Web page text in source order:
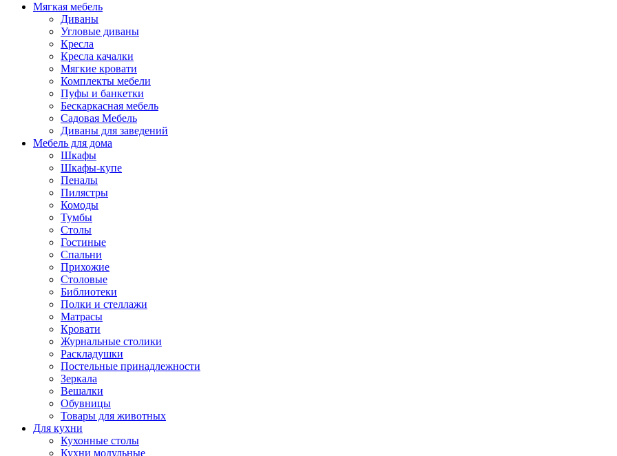
Мягкая мебель
Диваны
Угловые диваны
Кресла
Кресла качалки
Мягкие кровати
Комплекты мебели
Пуфы и банкетки
Бескаркасная мебель
Садовая Мебель
Диваны для заведений
Мебель для дома
Шкафы
Шкафы-купе
Пеналы
Пилястры
Комоды
Тумбы
Столы
Гостиные
Спальни
Прихожие
Столовые
Библиотеки
Полки и стеллажи
Матрасы
Кровати
Журнальные столики
Раскладушки
Постельные принадлежности
Зеркала
Вешалки
Обувницы
Товары для животных
Для кухни
Кухонные столы
Кухни модульные